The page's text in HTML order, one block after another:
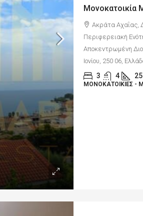
Ακράτα Αχαΐας,
Περιφερειακή
Αποκεντρωμένη
Ιονίου, 250 06,
3 4
ΜΟΝΟΚΑΤΟΙΚΊΕΣ -